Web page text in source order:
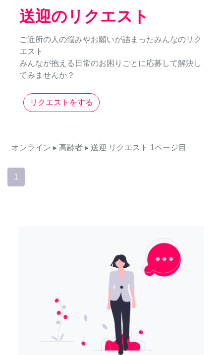
送迎のリクエスト
ご近所の人の悩みやお願いが詰まったみんなのリク
エスト
みんなが抱える日常のお困りごとに応募して解決し
てみませんか？
リクエストをする
オンライン ▸ 高齢者 ▸ 送迎 リクエスト 1ページ目
1